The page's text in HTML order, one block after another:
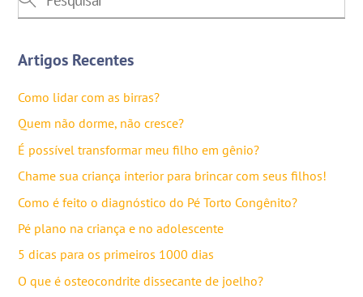
Artigos Recentes
Como lidar com as birras?
Quem não dorme, não cresce?
É possível transformar meu filho em gênio?
Chame sua criança interior para brincar com seus filhos!
Como é feito o diagnóstico do Pé Torto Congênito?
Pé plano na criança e no adolescente
5 dicas para os primeiros 1000 dias
O que é osteocondrite dissecante de joelho?